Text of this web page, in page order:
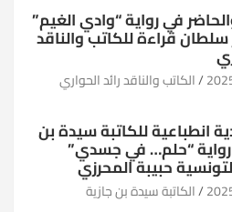
في رواية “وادي الغيم”
سلطان قراءة للكاتب والناقد
الكاتب والناقد رائد الحواري
انطباعية للكاتبة سيدة بن
“حلم… في جسدي”
حبيبة المحرزي
الكاتبة سيدة بن جازية